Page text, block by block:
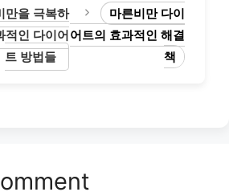
만을 극복하
적인 다이어
트 방법들
마른비만 다이
어트의 효과적인 해결
책